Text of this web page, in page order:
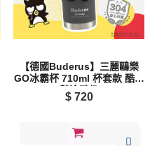
【德國Buderus】三麗鷗樂
GO冰霸杯 710ml 杯套款 酷企
鵝塗鴉趣
$ 720